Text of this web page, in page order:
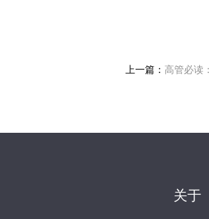
上一篇： 高管必读
关于